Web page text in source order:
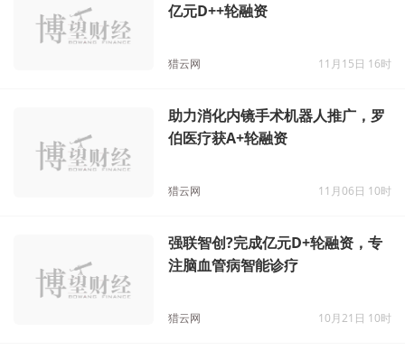
亿元D++轮融资
猎云网 11月15日 16时
助力消化内镜手术机器人推广，罗
伯医疗获A+轮融资
猎云网 11月06日 10时
强联智创?完成亿元D+轮融资，专
注脑血管病智能诊疗
猎云网 10月21日 10时